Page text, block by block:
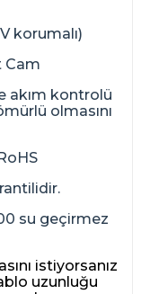
korumalı)
Cam
akım kontrolü
olmasını
su geçirmez
istiyorsanız
uzunluğu